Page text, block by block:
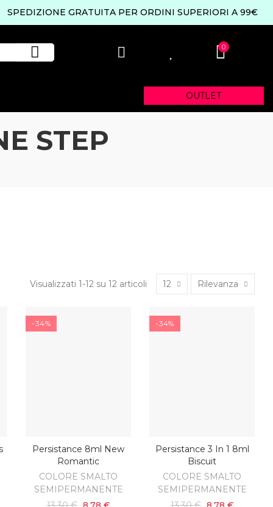
SPEDIZIONE GRATUITA PER ORDINI SUPERIORI A 99€
0
OUTLET
STEP
Visualizzati 1-12 su 12 articoli 12 Rilevanza
-34%
AGGIUNGI AL CARRELLO
Persistance 8ml New
Romantic
COLORE SMALTO
SEMIPERMANENTE
-34%
AGGIUNGI AL CARRELLO
Persistance 3 In 1 8ml
Biscuit
COLORE SMALTO
SEMIPERMANENTE